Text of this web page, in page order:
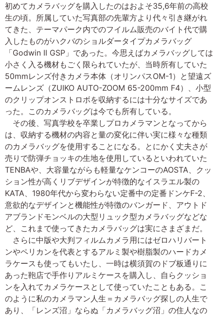
初めてカメラバッグを購入したのはおよそ35,6年前の高校
生の頃。所属していた写真部の先輩方より代々引き継がれ
てきた、テーマパーク内でのフイルム販売のバイト代で購
入したものがハクバのショルダータイプカメラバッグ
「Godwin II GSP」であった。今思えばカメラバッグしては
小さく入る機材もごく限られていたが、当時所有していた
50mmレンズ付きカメラ本体（オリンパスOM-1）と望遠ズ
ームレンズ（ZUIKO AUTO-ZOOM 65-200mm F4）、小型
のクリップオンストロボを収納するには十分なサイズであ
った。このカメラバッグは今でも所有している。
その後、写真学校を卒業しプロカメラマンとなってから
は、収納する機材の内容と量の変化に伴い実に様々な種類
のカメラバッグを使用することになる。とにかく丈夫さが
売りで防弾チョッキの生地を使用しているといわれていた
TENBAや、大容量ながらも軽量なケンコーのAOSTA、クッ
ション性が高くリブデザインが特徴的なイスラエル製の
KATA、1980年代から変わらない定番中の定番ドンケF-2、
意欲的なデザインと機能性が特徴のバンガード、アウトド
アブランドモンベルの大型リュック型カメラバッグなどな
ど、これまで使ってきたカメラバッグは実にさまざまだ。
さらに中版や大判フィルムカメラ用にはゼロハリバート
ンやペリカンを代表とするアルミ製や樹脂製のハードカメ
ラケースも使ってもいたし、一時は横須賀のドブ板通りに
あった鞄店で手作りアルミケースを購入し、自らクッショ
ンを入れてカメラケースとして使っていたこともある。こ
のように私のカメラマン人生＝カメラバッグ探しの人生で
あり、「レンズ沼」ならぬ「カメラバッグ沼」の住人なの